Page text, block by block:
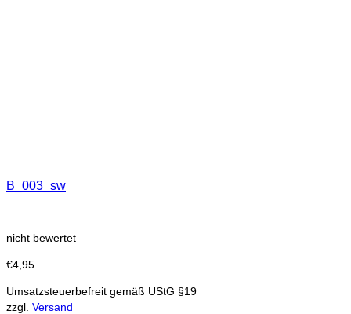
B_003_sw
nicht bewertet
€4,95
Umsatzsteuerbefreit gemäß UStG §19
zzgl. Versand